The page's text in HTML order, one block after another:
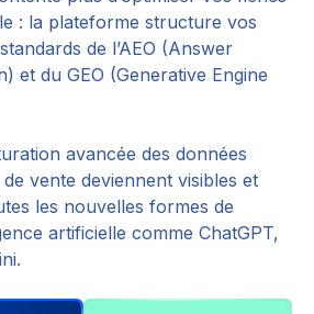
: la plateforme structure vos
de l’AEO (Answer
et du GEO (Generative Engine
avancée des données
vente deviennent visibles et
les nouvelles formes de
artificielle comme ChatGPT,